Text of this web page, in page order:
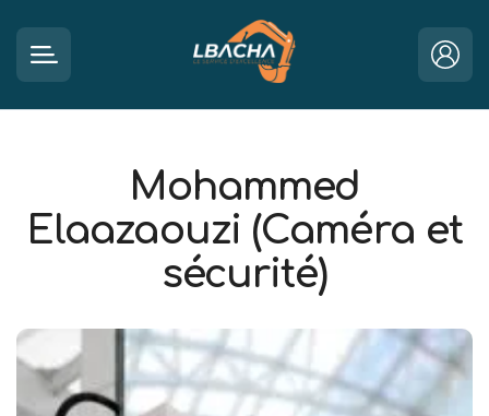
Mohammed
Elaazaouzi (Caméra et
sécurité)